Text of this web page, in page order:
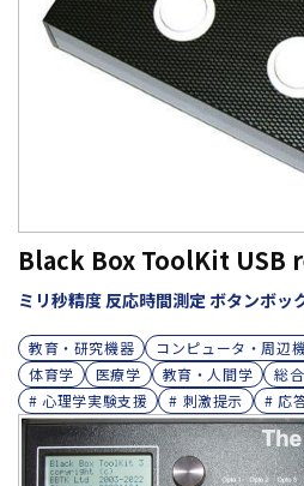
Black Box ToolKit USB
ミリ秒精度 反応時間測定 ボタンボッ
教育・研究機器 コンピュータ・周辺
体育学
医療学 教育・人間学 総
# 心理学実験支援
# 刺激提示 # 応